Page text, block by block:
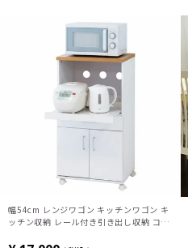
幅54cm レンジワゴン キッチンワゴン キ
ッチン収納 レール付き引き出し収納 コン